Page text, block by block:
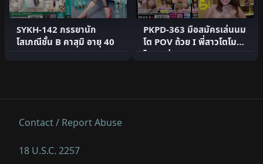
SYKH-142 ภรรยานัก
โสเภณีชั้น B คาสุมิ อายุ 40
PKPD-363 มือสมัครเล่นนม
โต POV ถ้วย I พี่สาวโตโม
โกะ ซาร่า
Contact / Report Abuse
18 U.S.C. 2257